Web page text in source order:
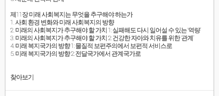
제11장 미래 사회복지는 무엇을 추구해야 하는가
1. 사회 환경 변화와 미래 사회복지의 방향
2. 미래의 사회복지가 추구해야 할 가치 1: 실패해도 다시 일어설 수 있는 ‘역량’
3. 미래의 사회복지가 추구해야 할 가치 2: 건강한 자아와 치유를 위한 ‘관계’
4. 미래 복지국가의 방향 1: 물질적 보편주의에서 보편적 서비스로
5. 미래 복지국가의 방향 2: 전달국가에서 관계국가로
찾아보기